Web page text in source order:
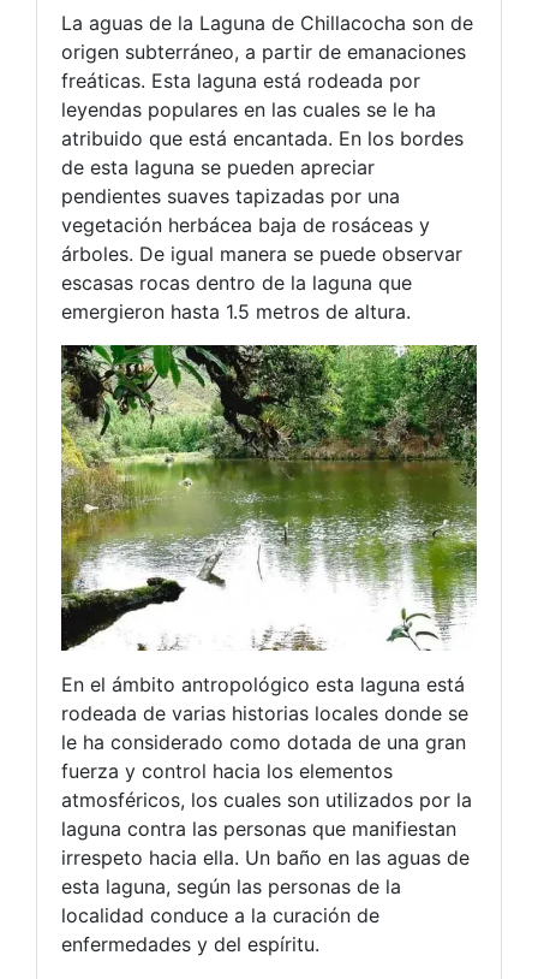
La aguas de la Laguna de Chillacocha son de
origen subterráneo, a partir de emanaciones
freáticas. Esta laguna está rodeada por
leyendas populares en las cuales se le ha
atribuido que está encantada. En los bordes
de esta laguna se pueden apreciar
pendientes suaves tapizadas por una
vegetación herbácea baja de rosáceas y
árboles. De igual manera se puede observar
escasas rocas dentro de la laguna que
emergieron hasta 1.5 metros de altura.
En el ámbito antropológico esta laguna está
rodeada de varias historias locales donde se
le ha considerado como dotada de una gran
fuerza y control hacia los elementos
atmosféricos, los cuales son utilizados por la
laguna contra las personas que manifiestan
irrespeto hacia ella. Un baño en las aguas de
esta laguna, según las personas de la
localidad conduce a la curación de
enfermedades y del espíritu.